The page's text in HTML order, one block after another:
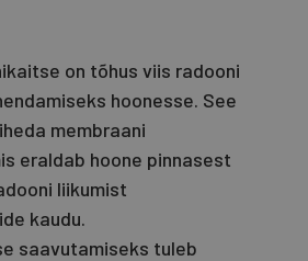
on tõhus viis radooni
hoonesse. See
membraani
eraldab hoone pinnasest
liikumist
kaudu.
saavutamiseks tuleb